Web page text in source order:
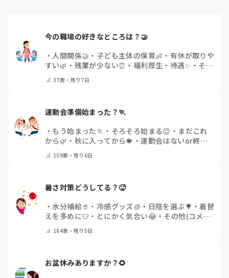
・ 人間関係🤝 ・ 子ども主体の保育👶 ・ 有休が取りや
すい🌿 ・ 残業が少ない⏰ ・ 福利厚生・待遇✨ ・ その
37票・ 残り7日
運動会準備始まった？🏃
・ もう始まった🏃 ・ そろそろ始まる😊 ・ まだこれ
から🌿 ・ 秋に入ってから🍁 ・運動会はないor終わ
159票・残り6日
暑さ対策どうしてる？🥵
・水分補給🥤 ・ 冷感グッズ🧊 ・ 日陰を選ぶ🌳 ・着替
えを多めに👕 ・ とにかく気合い😂・ その他(コメン
184票・残り5日
お盆休みありますか？🌻